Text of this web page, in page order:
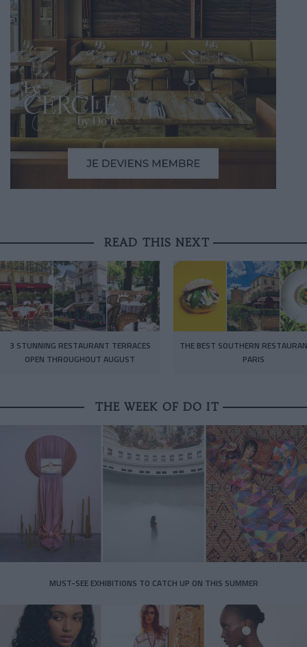
READ THIS NEXT
3 STUNNING RESTAURANT TERRACES
OPEN THROUGHOUT AUGUST
THE BEST SOUTHERN
PARIS
THE WEEK OF DO IT
MUST-SEE EXHIBITIONS TO CATCH UP ON THIS SUMMER